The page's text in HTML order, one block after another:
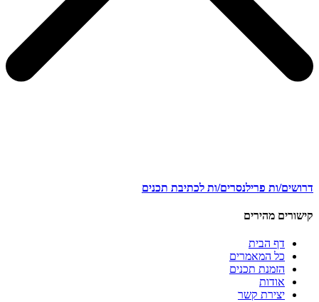
דרושים/ות פרילנסרים/ות לכתיבת תכנים
קישורים מהירים
דף הבית
כל המאמרים
הזמנת תכנים
אודות
יצירת קשר